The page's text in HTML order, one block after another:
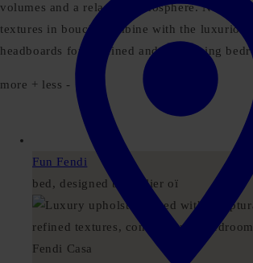
volumes and a relaxing atmosphere. Natural
textures in bouclé combine with the
headboards for a refined and welcoming
more + less -
Fun Fendi
bed, designed by atelier oï